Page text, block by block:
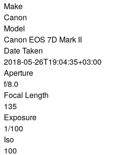
Make
Canon
Model
Canon EOS 7D Mark II
Date Taken
2018-05-26T19:04:35+03:00
Aperture
f/8.0
Focal Length
135
Exposure
1/100
Iso
100